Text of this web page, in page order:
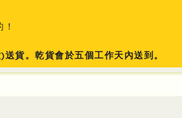
貨。乾貨會於五個工作天內送到。